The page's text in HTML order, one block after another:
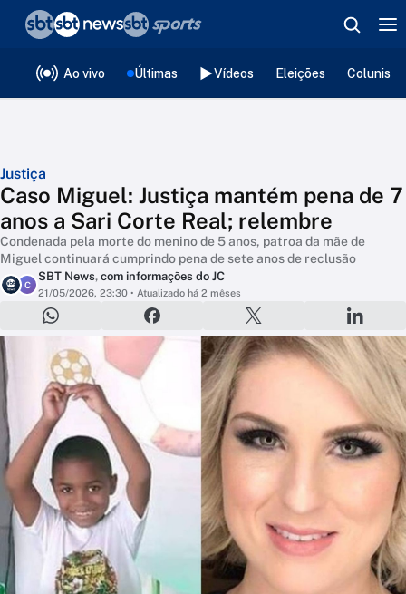
Ao vivo Últimas Vídeos Eleições
Justiça
Caso Miguel: Justiça mantém pena de 7
anos a Sari Corte Real; relembre
Condenada pela morte do menino de 5 anos, patroa da mãe de
Miguel continuará cumprindo pena de sete anos de reclusão
C
SBT News, com informações do JC
21/05/2026, 23:30 • Atualizado há 2 mêses
❮voltar
Editorias